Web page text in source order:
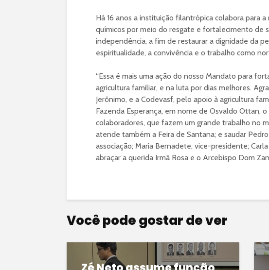
Há 16 anos a instituição filantrópica colabora para
químicos por meio do resgate e fortalecimento de
independência, a fim de restaurar a dignidade da
espiritualidade, a convivência e o trabalho como
“Essa é mais uma ação do nosso Mandato para
agricultura familiar, e na luta por dias melhores.
Jerônimo, e a Codevasf, pelo apoio à agricultura
Fazenda Esperança, em nome de Osvaldo Ottan,
colaboradores, que fazem um grande trabalho no
atende também a Feira de Santana; e saudar
associação; Maria Bernadete, vice-presidente;
abraçar a querida Irmã Rosa e o Arcebispo Dom
Você pode gostar de ver